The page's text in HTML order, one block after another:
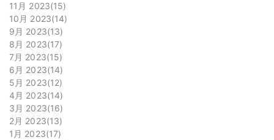
11月 2023 15
10月 2023 14
9月 2023 13
8月 2023 17
7月 2023 15
6月 2023 14
5月 2023 12
4月 2023 14
3月 2023 16
2月 2023 13
1月 2023 17